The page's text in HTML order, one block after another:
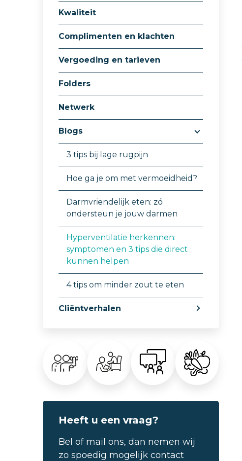
Kwaliteit
Complimenten en klachten
Vergoeding en tarieven
Folders
Netwerk
Blogs
3 tips bij lage rugpijn
Hoe ga je om met vermoeidheid?
Darmvriendelijk eten: zó
ondersteun je jouw darmen
Hyperventilatie herkennen:
symptomen en 3 tips die direct
kunnen helpen
4 tips om minder zout te eten
Cliëntverhalen
Heeft u een vraag?
Bel of mail ons, dan nemen wij
zo spoedig mogelijk contact